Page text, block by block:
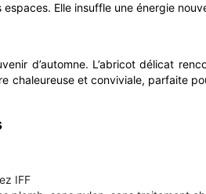
Elle insuffle une énergie
d’automne. L’abricot délicat
chaleureuse et conviviale, parfaite
IFF